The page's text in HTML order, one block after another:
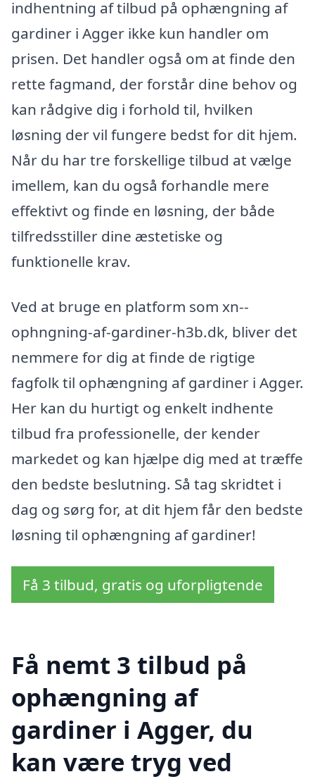
indhentning af tilbud på ophængning af
gardiner i Agger ikke kun handler om
prisen. Det handler også om at finde den
rette fagmand, der forstår dine behov og
kan rådgive dig i forhold til, hvilken
løsning der vil fungere bedst for dit hjem.
Når du har tre forskellige tilbud at vælge
imellem, kan du også forhandle mere
effektivt og finde en løsning, der både
tilfredsstiller dine æstetiske og
funktionelle krav.
Ved at bruge en platform som xn--
ophngning-af-gardiner-h3b.dk, bliver det
nemmere for dig at finde de rigtige
fagfolk til ophængning af gardiner i Agger.
Her kan du hurtigt og enkelt indhente
tilbud fra professionelle, der kender
markedet og kan hjælpe dig med at træffe
den bedste beslutning. Så tag skridtet i
dag og sørg for, at dit hjem får den bedste
løsning til ophængning af gardiner!
Få 3 tilbud, gratis og uforpligtende
Få nemt 3 tilbud på
ophængning af
gardiner i Agger, du
kan være tryg ved